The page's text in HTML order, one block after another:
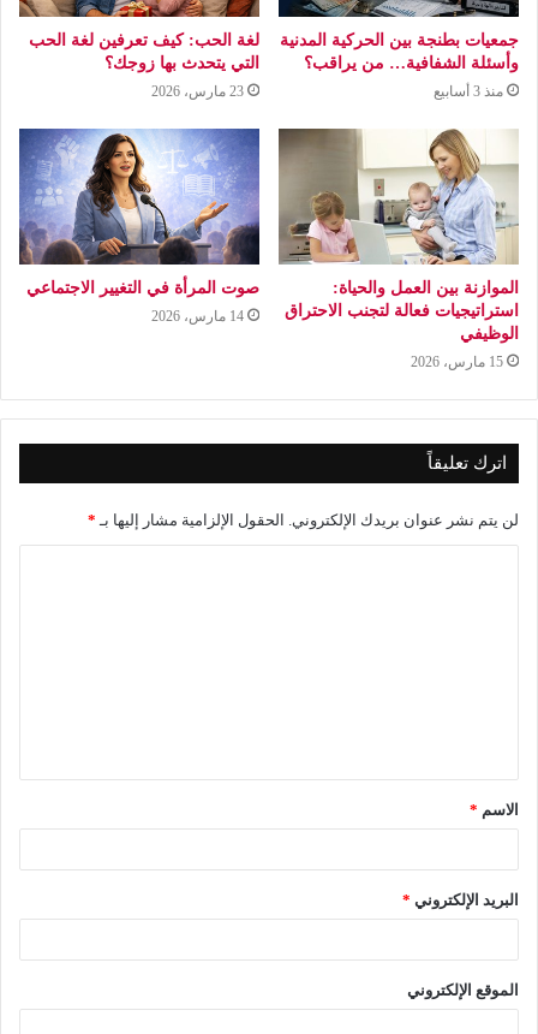
جمعيات بطنجة بين الحركية المدنية
وأسئلة الشفافية… من يراقب؟
منذ 3 أسابيع
لغة الحب: كيف تعرفين لغة الحب
التي يتحدث بها زوجك؟
23 مارس، 2026
الموازنة بين العمل والحياة:
استراتيجيات فعالة لتجنب الاحتراق
الوظيفي
15 مارس، 2026
صوت المرأة في التغيير الاجتماعي
14 مارس، 2026
اترك تعليقاً
لن يتم نشر عنوان بريدك الإلكتروني. الحقول الإلزامية مشار إليها بـ *
ق
*الاسم *
البريد الإلكتروني *
الموقع الإلكتروني